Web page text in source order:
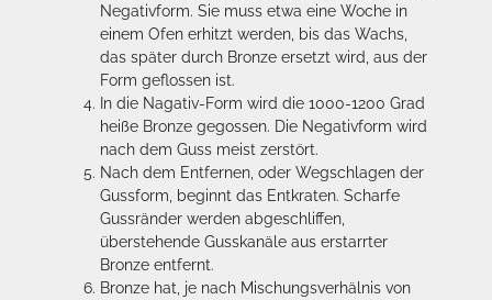
Negativform. Sie muss etwa eine Woche in
einem Ofen erhitzt werden, bis das Wachs,
das später durch Bronze ersetzt wird, aus der
Form geflossen ist.
In die Nagativ-Form wird die 1000-1200 Grad
heiße Bronze gegossen. Die Negativform wird
nach dem Guss meist zerstört.
Nach dem Entfernen, oder Wegschlagen der
Gussform, beginnt das Entkraten. Scharfe
Gussränder werden abgeschliffen,
überstehende Gusskanäle aus erstarrter
Bronze entfernt.
Bronze hat, je nach Mischungsverhälnis von